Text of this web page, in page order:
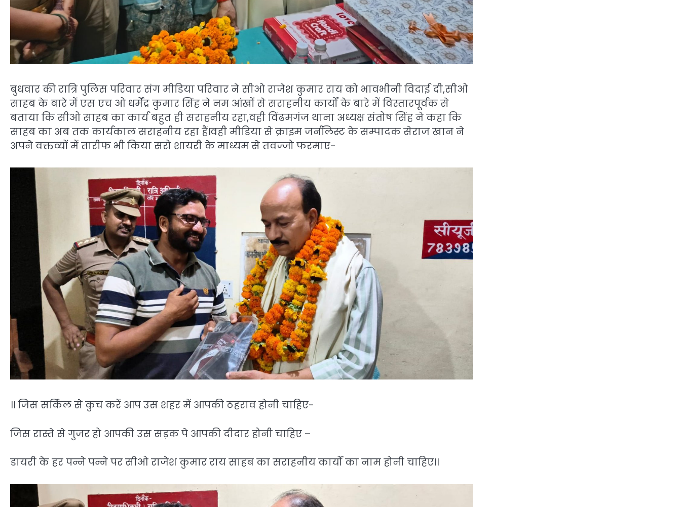
बुधवार की रात्रि पुलिस परिवार संग मीडिया परिवार ने सीओ राजेश कुमार राय को भावभीनी विदाई दी,सीओ
साहब के बारे में एस एच ओ धर्मेंद्र कुमार सिंह ने नम आंखों से सराहनीय कार्यों के बारे में विस्तारपूर्वक से
बताया कि सीओ साहब का कार्य बहुत ही सराहनीय रहा,वही विंढमगंज थाना अध्यक्ष संतोष सिंह ने कहा कि
साहब का अब तक कार्यकाल सराहनीय रहा हैं।वही मीडिया से क्राइम जर्नलिस्ट के सम्पादक सेराज खान ने
अपने वक्तव्यों में तारीफ भी किया सरो शायरी के माध्यम से तवज्जो फरमाए-
।। जिस सर्किल से कुच करें आप उस शहर में आपकी ठहराव होनी चाहिए-
जिस रास्ते से गुजर हो आपकी उस सड़क पे आपकी दीदार होनी चाहिए –
डायरी के हर पन्ने पन्ने पर सीओ राजेश कुमार राय साहब का सराहनीय कार्यों का नाम होनी चाहिए।।